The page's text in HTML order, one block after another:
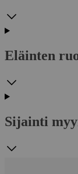
Eläinten
Sijainti